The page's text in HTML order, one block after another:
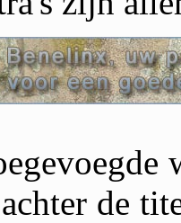
de